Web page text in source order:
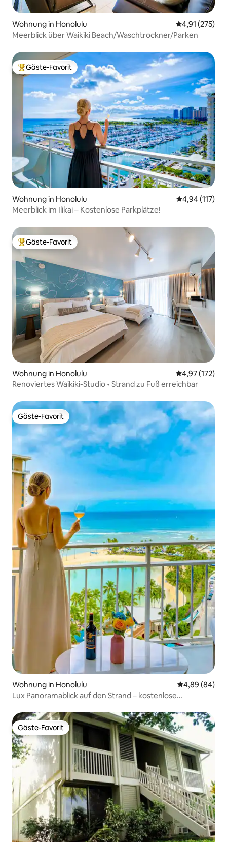
Wohnung in Honolulu
4,91 (275)
Meerblick über Waikiki Beach/Waschtrockner/Parken
Beliebter Gäste-Favorit.
Gäste-Favorit
Wohnung in Honolulu
4,94 (117)
Meerblick im Ilikai – Kostenlose Parkplätze!
Beliebter Gäste-Favorit.
Gäste-Favorit
Wohnung in Honolulu
4,97 (172)
Renoviertes Waikiki-Studio • Strand zu Fuß erreichbar
Gäste-Favorit
Gäste-Favorit
Wohnung in Honolulu
4,89 (84)
Lux Panoramablick auf den Strand – kostenlose
Gäste-Favorit
Gäste-Favorit